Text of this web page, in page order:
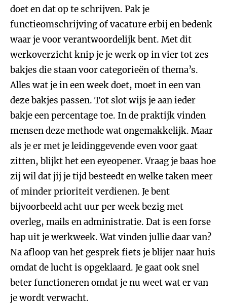
doet en dat op te schrijven. Pak je
functieomschrijving of vacature erbij en bedenk
waar je voor verantwoordelijk bent. Met dit
werkoverzicht knip je je werk op in vier tot zes
bakjes die staan voor categorieën of thema’s.
Alles wat je in een week doet, moet in een van
deze bakjes passen. Tot slot wijs je aan ieder
bakje een percentage toe. In de praktijk vinden
mensen deze methode wat ongemakkelijk. Maar
als je er met je leidinggevende even voor gaat
zitten, blijkt het een eyeopener. Vraag je baas hoe
zij wil dat jij je tijd besteedt en welke taken meer
of minder prioriteit verdienen. Je bent
bijvoorbeeld acht uur per week bezig met
overleg, mails en administratie. Dat is een forse
hap uit je werkweek. Wat vinden jullie daar van?
Na afloop van het gesprek fiets je blijer naar huis
omdat de lucht is opgeklaard. Je gaat ook snel
beter functioneren omdat je nu weet wat er van
je wordt verwacht.